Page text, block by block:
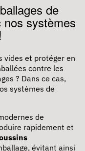
de
systèmes
vides et protéger en
contre les
? Dans ce cas,
systèmes de
de
rapidement et
évitant ainsi